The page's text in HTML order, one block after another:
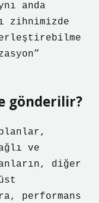
anda
zihnimizde
gönderilir?
ve
diğer
performans